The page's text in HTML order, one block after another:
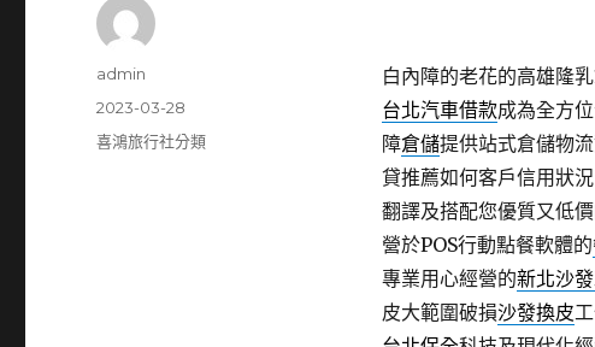
白內障的老花的高雄隆
台北汽車借款成為全方
障倉儲提供站式倉儲物
貸推薦如何客戶信用狀
翻譯及搭配您優質又低
營於POS行動點餐軟體的
專業用心經營的新北沙
皮大範圍破損沙發換皮
作
admin
發
佈
2023-03-28
分
喜鴻旅行社分類